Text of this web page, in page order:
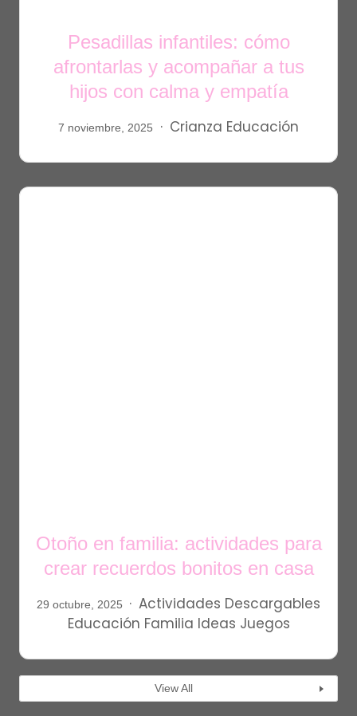
Pesadillas infantiles: cómo
afrontarlas y acompañar a tus
hijos con calma y empatía
7 noviembre, 2025 Crianza Educación
Otoño en familia: actividades para
crear recuerdos bonitos en casa
29 octubre, 2025 Actividades Descargables
Educación Familia Ideas Juegos
View All